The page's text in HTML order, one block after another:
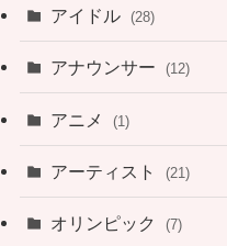
アイドル (28)
アナウンサー (12)
アニメ (1)
アーティスト (21)
オリンピック (7)